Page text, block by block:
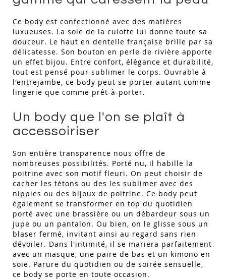
Ce body est confectionné avec des matières
luxueuses. La soie de la culotte lui donne toute sa
douceur. Le haut en dentelle française brille par sa
délicatesse. Son bouton en perle de rivière apporte
un effet bijou. Entre confort, élégance et durabilité,
tout est pensé pour sublimer le corps. Ouvrable à
l'entrejambe, ce body peut se porter autant comme
lingerie que comme prêt-à-porter.
Un body que l'on se plaît à
accessoiriser
Son entière transparence nous offre de
nombreuses possibilités. Porté nu, il habille la
poitrine avec son motif fleuri. On peut choisir de
cacher les tétons ou des les sublimer avec des
nippies ou des bijoux de poitrine. Ce body peut
également se transformer en top du quotidien
porté avec une brassière ou un débardeur sous un
jupe ou un pantalon. Ou bien, on le glisse sous un
blaser fermé, invitant ainsi au regard sans rien
dévoiler. Dans l'intimité, il se mariera parfaitement
avec un masque, une paire de bas et un kimono en
soie. Parure du quotidien ou de soirée sensuelle,
ce body se porte en toute occasion.